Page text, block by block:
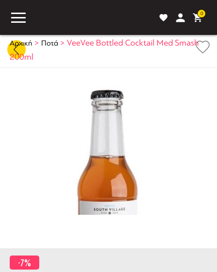
0
Αρχική > Ποτά > VeeVee Bottled Cocktail Med Smash
200ml
-7%